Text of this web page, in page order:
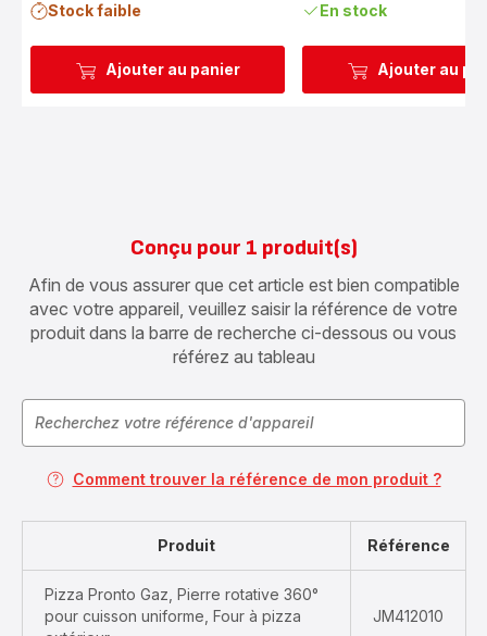
Ajouter au panier
Stock faible
Ajouter au
En stock
Conçu pour 1 produit(s)
Afin de vous assurer que cet article est bien compatible
avec votre appareil, veuillez saisir la référence de votre
produit dans la barre de recherche ci-dessous ou vous
référez au tableau
Comment trouver la référence de mon produit ?
Produit Référence
Pizza Pronto Gaz, Pierre rotative 360°
pour cuisson uniforme, Four à pizza
JM412010